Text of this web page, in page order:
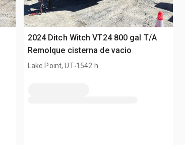
2024 Ditch Witch VT24 800 gal T/A
Remolque cisterna de vacio
Lake Point, UT.1542 h